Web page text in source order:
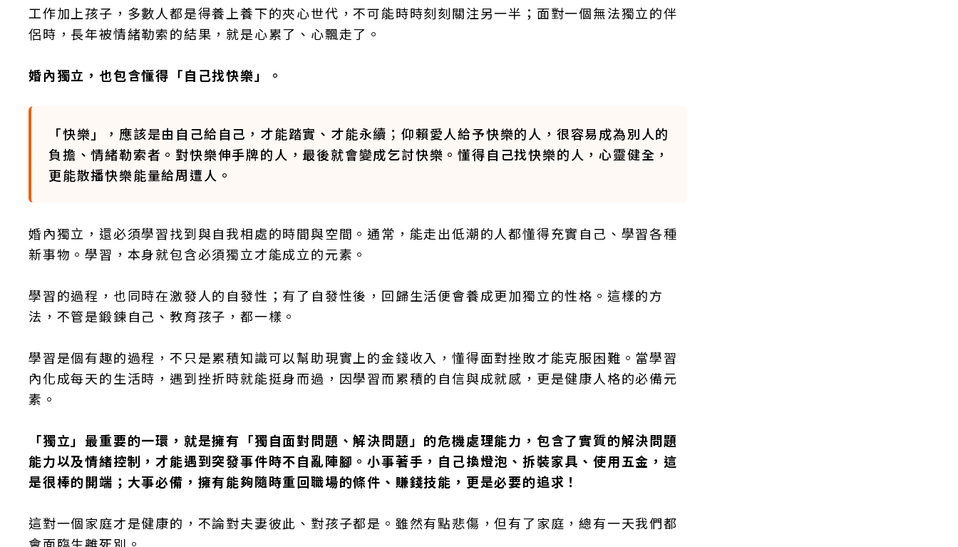
工作加上孩子，多數人都是得養上養下的夾心世代，不可能時時刻刻關注另一半；面對一個無法獨立的伴
侶時，長年被情緒勒索的結果，就是心累了、心飄走了。
婚內獨立，也包含懂得「自己找快樂」。
「快樂」，應該是由自己給自己，才能踏實、才能永續；仰賴愛人給予快樂的人，很容易成為別人的
負擔、情緒勒索者。對快樂伸手牌的人，最後就會變成乞討快樂。懂得自己找快樂的人，心靈健全，
更能散播快樂能量給周遭人。
婚內獨立，還必須學習找到與自我相處的時間與空間。通常，能走出低潮的人都懂得充實自己、學習各種
新事物。學習，本身就包含必須獨立才能成立的元素。
學習的過程，也同時在激發人的自發性；有了自發性後，回歸生活便會養成更加獨立的性格。這樣的方
法，不管是鍛鍊自己、教育孩子，都一樣。
學習是個有趣的過程，不只是累積知識可以幫助現實上的金錢收入，懂得面對挫敗才能克服困難。當學習
內化成每天的生活時，遇到挫折時就能挺身而過，因學習而累積的自信與成就感，更是健康人格的必備元
素。
「獨立」最重要的一環，就是擁有「獨自面對問題、解決問題」的危機處理能力，包含了實質的解決問題
能力以及情緒控制，才能遇到突發事件時不自亂陣腳。小事著手，自己換燈泡、拆裝家具、使用五金，這
是很棒的開端；大事必備，擁有能夠隨時重回職場的條件、賺錢技能，更是必要的追求！
這對一個家庭才是健康的，不論對夫妻彼此、對孩子都是。雖然有點悲傷，但有了家庭，總有一天我們都